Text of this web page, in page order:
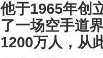
他于1965年创
了一场空手道
1200万人，从